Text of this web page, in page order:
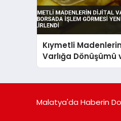
Kıymetli
Varlığa Dönüşümü
İşlem Görmesi Yeni
Malatya'da Haberin